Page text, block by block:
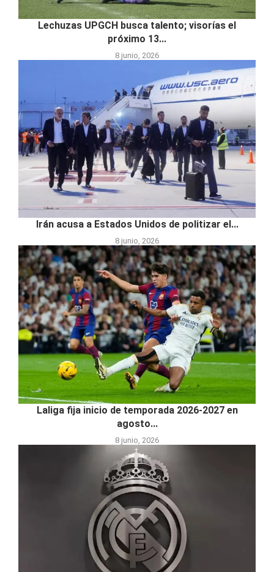
Lechuzas UPGCH busca talento; visorías el
próximo 13...
8 junio, 2026
Irán acusa a Estados Unidos de politizar el...
8 junio, 2026
Laliga fija inicio de temporada 2026-2027 en
agosto...
8 junio, 2026